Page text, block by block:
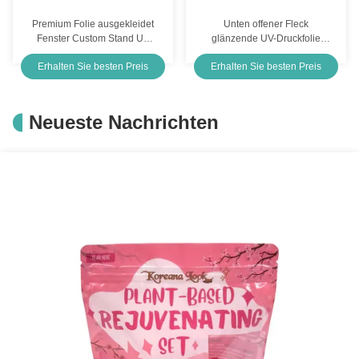
Premium Folie ausgekleidet
Fenster Custom Stand Up
Tasche Verpackung für
Süßigkeiten Kaugummi
Lebensmittelverpackung
Erhalten Sie besten Preis
Unten offener Fleck
glänzende UV-Druckfolie
beschichtet Flach 1g Custom
Mylar mit Hangloch für
Unkraut Kekse Süßigkeiten
Erhalten Sie besten Preis
Neueste Nachrichten